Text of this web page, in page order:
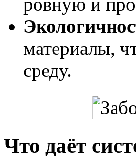
материалы,
среду.
Что даёт